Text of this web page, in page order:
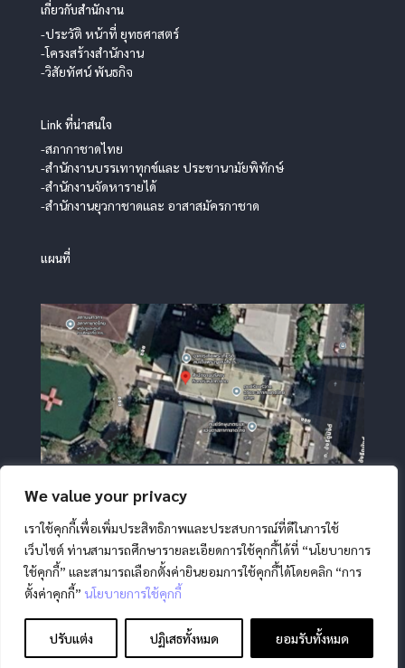
We value your privacy
เราใช้คุกกี้เพื่อเพิ่มประสิทธิภาพและประสบการณ์ที่ดีในการใช้
เว็บไซต์ ท่านสามารถศึกษารายละเอียดการใช้คุกกี้ได้ที่ “นโยบายการ
ใช้คุกกี้” และสามารถเลือกตั้งค่ายินยอมการใช้คุกกี้ได้โดยคลิก “การ
ตั้งค่าคุกกี้” นโยบายการใช้คุกกี้
ปรับแต่ง ปฏิเสธทั้งหมด ยอมรับทั้งหมด
เกี่ยวกับสำนักงาน
-ประวัติ หน้าที่ ยุทธศาสตร์
-โครงสร้างสำนักงาน
-วิสัยทัศน์ พันธกิจ
Link ที่น่าสนใจ
-สภากาชาดไทย
-สำนักงานบรรเทาทุกข์และ ประชานามัยพิทักษ์
-สำนักงานจัดหารายได้
-สำนักงานยุวกาชาดและ อาสาสมัครกาชาด
แผนที่
ส่วนบุคคล
นโยบายคุกกี้ |ข้อตกลงการใช้งาน | มาตรการ
รักษาความมั่นคงปลอดภัยข้อมูลส่วนบุคคล